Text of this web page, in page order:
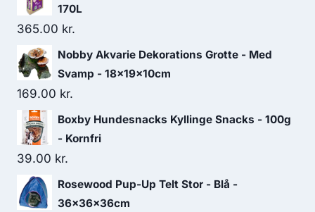
170L
365.00 kr.
Nobby Akvarie Dekorations Grotte - Med
Svamp - 18x19x10cm
169.00 kr.
Boxby Hundesnacks Kyllinge Snacks - 100g
- Kornfri
39.00 kr.
Rosewood Pup-Up Telt Stor - Blå -
36x36x36cm